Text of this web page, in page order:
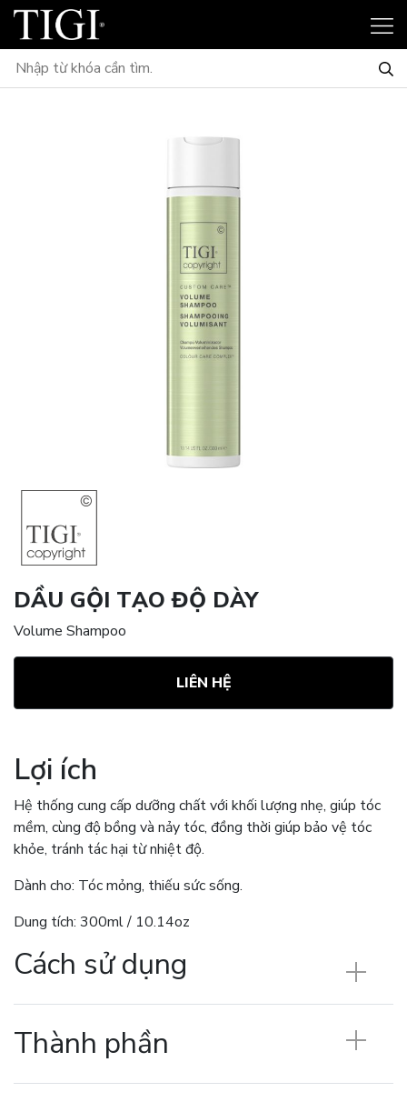
DẦU GỘI TẠO ĐỘ DÀY
Volume Shampoo
LIÊN HỆ
Lợi ích
Hệ thống cung cấp dưỡng chất với khối lượng nhẹ, giúp tóc
mềm, cùng độ bồng và nảy tóc, đồng thời giúp bảo vệ tóc
khỏe, tránh tác hại từ nhiệt độ.
Dành cho: Tóc mỏng, thiếu sức sống.
Dung tích: 300ml / 10.14oz
Cách sử dụng
Thành phần